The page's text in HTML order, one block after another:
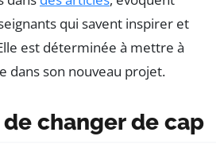
qui savent inspirer et
est déterminée à mettre à
dans son nouveau projet.
changer de cap